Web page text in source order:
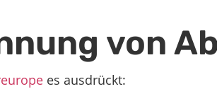
von
es ausdrückt: